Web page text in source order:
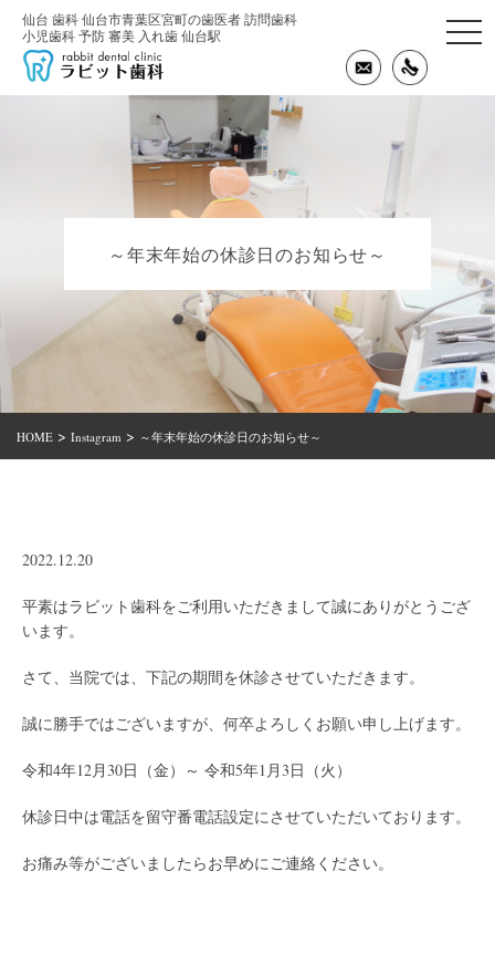
仙台 歯科 仙台市青葉区宮町の歯医者 訪問歯科
小児歯科 予防 審美 入れ歯 仙台駅
～年末年始の休診日のお知らせ～
HOME > Instagram > ～年末年始の休診日のお知らせ～
2022.12.20
平素はラビット歯科をご利用いただきまして誠にありがとうござ
います。
さて、当院では、下記の期間を休診させていただきます。
誠に勝手ではございますが、何卒よろしくお願い申し上げます。
令和4年12月30日（金）～ 令和5年1月3日（火）
休診日中は電話を留守番電話設定にさせていただいております。
お痛み等がございましたらお早めにご連絡ください。